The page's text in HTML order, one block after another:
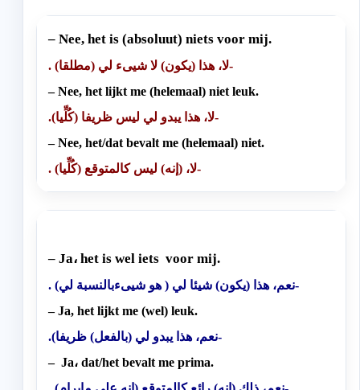
– Nee, het is (absoluut) niets voor mij.
. (لا، هذا (يكون) لا شيىء لي (مطلقا-
– Nee, het lijkt me (helemaal) niet leuk.
.(لا، هذا يبدو لي ليس ظريفا (كُلِّيا-
– Nee, het/dat bevalt me (helemaal) niet.
. (لا، (إنه) ليس كالمتوقع (كُلِّيا-
– Ja، het is wel iets voor mij.
. (نعم، هذا (يكون) شيئا لي ( هو شيىءبالنسبة لي-
– Ja, het lijkt me (wel) leuk.
.(نعم، هذا يبدو لي (بالفعل) ظريفا-
– Ja، dat/het bevalt me prima.